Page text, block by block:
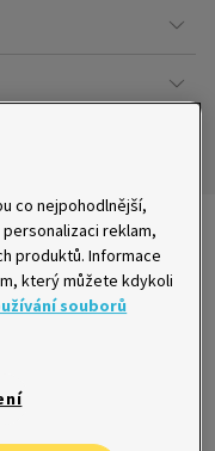
co nejpohodlnější,
reklam,
produktů. Informace
který můžete kdykoli
souborů